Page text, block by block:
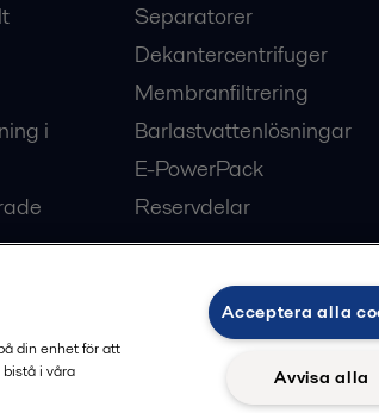
i
Separatorer
Dekantercentrifuger
Membranfiltrering
Barlastvattenlösningar
E-PowerPack
Reservdelar
din enhet för att
i våra
Acceptera alla
Avvisa alla